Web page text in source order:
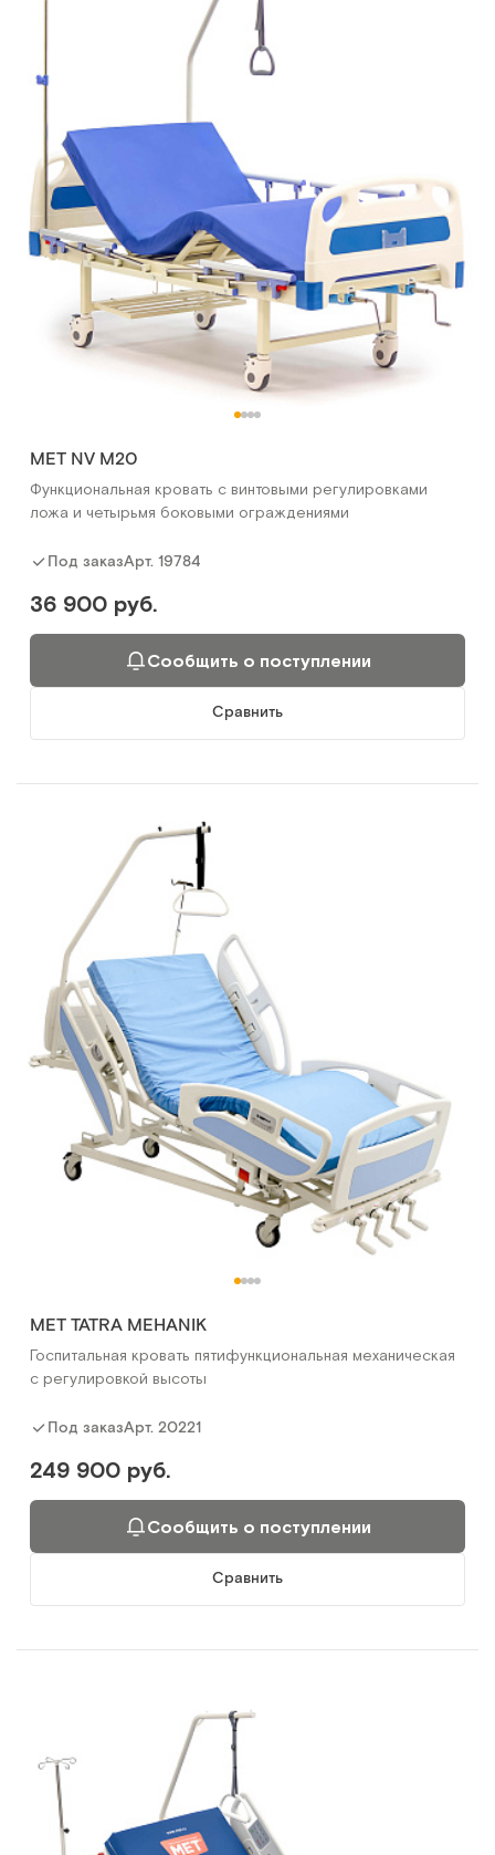
MET NV M20
Функциональная кровать с винтовыми регулировками
ложа и четырьмя боковыми ограждениями
Под заказАрт. 19784
36 900 руб.
Сообщить о поступлении
Сравнить
MET TATRA MEHANIK
Госпитальная кровать пятифункциональная механическая
с регулировкой высоты
Под заказАрт. 20221
249 900 руб.
Сообщить о поступлении
Сравнить